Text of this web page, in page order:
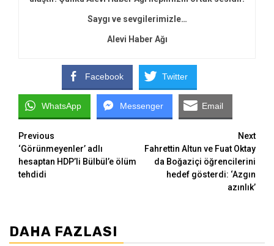
Saygı ve sevgilerimizle…
Alevi Haber Ağı
Facebook Twitter
WhatsApp Messenger Email
Continue
Reading
Previous
‘Görünmeyenler’ adlı
hesaptan HDP’li Bülbül’e ölüm
tehdidi
Next
Fahrettin Altun ve Fuat Oktay
da Boğaziçi öğrencilerini
hedef gösterdi: ‘Azgın
azınlık’
DAHA FAZLASI